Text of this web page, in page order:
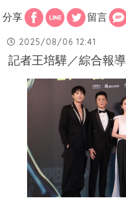
分享 留言
2025/08/06 12:41
記者王培驊／綜合報導